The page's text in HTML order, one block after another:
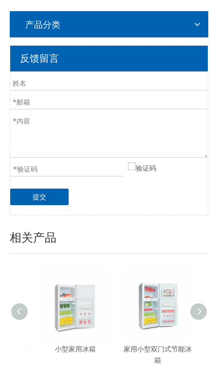
产品分类
反馈留言
提交
相关产品
小型家用冰箱
家用小型双门式节能冰